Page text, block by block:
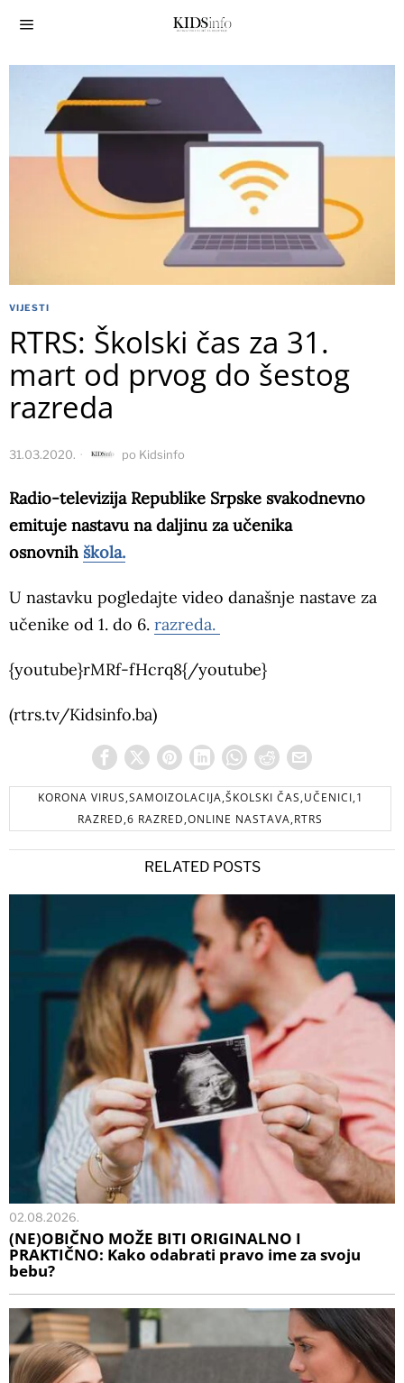
VIJESTI
RTRS: Školski čas za 31.
mart od prvog do šestog
razreda
31.03.2020. po Kidsinfo
Radio-televizija Republike Srpske svakodnevno
emituje nastavu na daljinu za učenika
osnovnih škola.
U nastavku pogledajte video današnje nastave za
učenike od 1. do 6. razreda.
{youtube}rMRf-fHcrq8{/youtube}
(rtrs.tv/Kidsinfo.ba)
KORONA VIRUS,SAMOIZOLACIJA,ŠKOLSKI ČAS,UČENICI,1
RAZRED,6 RAZRED,ONLINE NASTAVA,RTRS
RELATED POSTS
02.08.2026.
(NE)OBIČNO MOŽE BITI ORIGINALNO I
PRAKTIČNO: Kako odabrati pravo ime za svoju
bebu?